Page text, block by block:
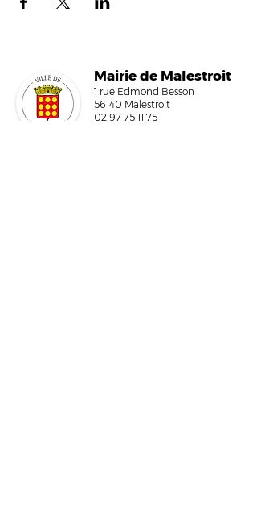
Mairie de Malestroit
1 rue Edmond Besson
56140 Malestroit
02 97 75 11 75